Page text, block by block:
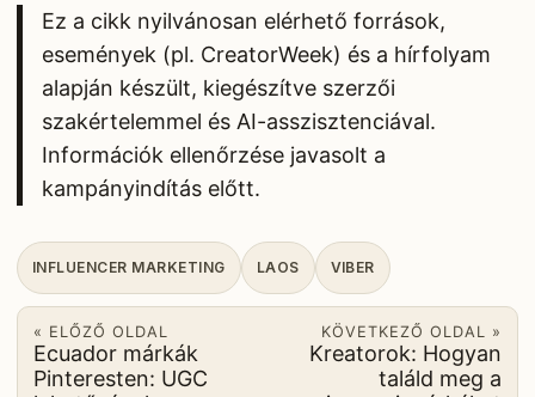
Ez a cikk nyilvánosan elérhető források,
események (pl. CreatorWeek) és a hírfolyam
alapján készült, kiegészítve szerzői
szakértelemmel és AI-asszisztenciával.
Információk ellenőrzése javasolt a
kampányindítás előtt.
INFLUENCER MARKETING LAOS VIBER
« ELŐZŐ OLDAL
Ecuador márkák
Pinteresten: UGC
KÖVETKEZŐ OLDAL »
Kreatorok: Hogyan
találd meg a